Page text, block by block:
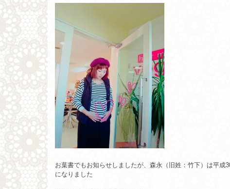
お葉書でもお知らせしましたが、森永（旧姓：竹下）は平
になりました